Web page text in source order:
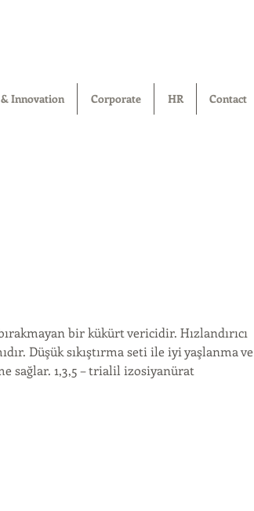
Innovation Corporate HR Contact
bir kükürt vericidir. Hızlandırıcı
Düşük sıkıştırma seti ile iyi yaşlanma ve
sağlar. 1,3,5 – trialil izosiyanürat